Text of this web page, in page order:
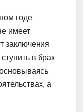
годе
имеет
заключения
в брак
а